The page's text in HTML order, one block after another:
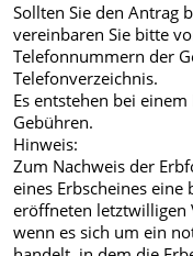
Sollten Sie den Antrag
vereinbaren Sie bitte
Telefonnummern der
Telefonverzeichnis.
Es entstehen bei
Gebühren.
Hinweis:
Zum Nachweis der
eines Erbscheines
eröffneten letztwilligen
wenn es sich um ein